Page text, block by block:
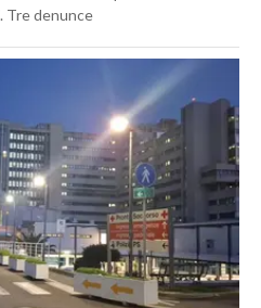
Tre denunce